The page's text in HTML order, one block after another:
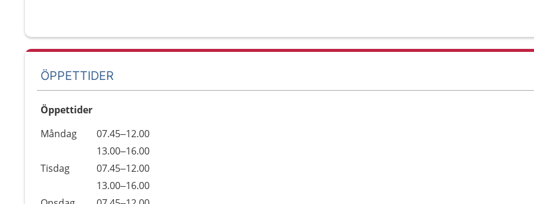
ÖPPETTIDER
Öppettider
Dag
Öppettider
Kommentarer
Måndag
07.45–12.00
13.00–16.00
Tisdag
07.45–12.00
13.00–16.00